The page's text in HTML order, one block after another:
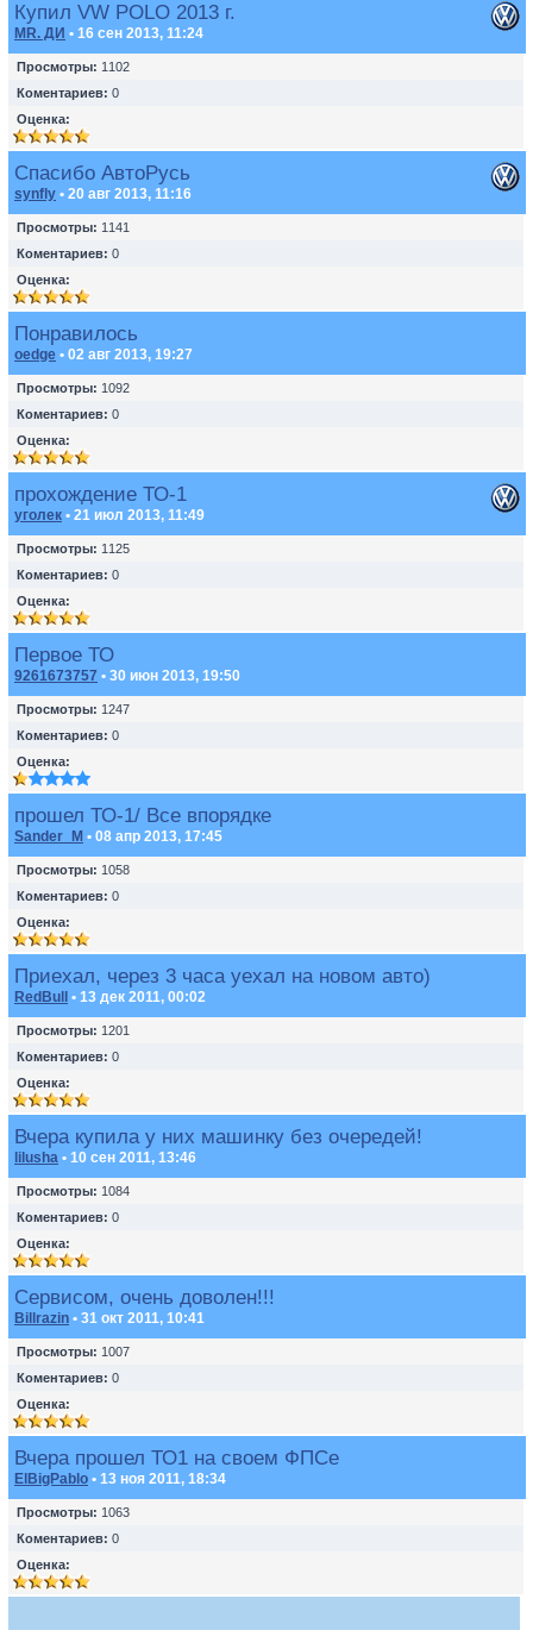
Купил VW POLO 2013 г.
MR. ДИ • 16 сен 2013, 11:24
Просмотры: 1102
Коментариев: 0
Оценка:
Спасибо АвтоРусь
synfly • 20 авг 2013, 11:16
Просмотры: 1141
Коментариев: 0
Оценка:
Понравилось
oedge • 02 авг 2013, 19:27
Просмотры: 1092
Коментариев: 0
Оценка:
прохождение ТО-1
уголек • 21 июл 2013, 11:49
Просмотры: 1125
Коментариев: 0
Оценка:
Первое ТО
9261673757 • 30 июн 2013, 19:50
Просмотры: 1247
Коментариев: 0
Оценка:
прошел ТО-1/ Все впорядке
Sander_M • 08 апр 2013, 17:45
Просмотры: 1058
Коментариев: 0
Оценка:
Приехал, через 3 часа уехал на новом авто)
RedBull • 13 дек 2011, 00:02
Просмотры: 1201
Коментариев: 0
Оценка:
Вчера купила у них машинку без очередей!
lilusha • 10 сен 2011, 13:46
Просмотры: 1084
Коментариев: 0
Оценка:
Сервисом, очень доволен!!!
Billrazin • 31 окт 2011, 10:41
Просмотры: 1007
Коментариев: 0
Оценка:
Вчера прошел ТО1 на своем ФПСе
ElBigPablo • 13 ноя 2011, 18:34
Просмотры: 1063
Коментариев: 0
Оценка: